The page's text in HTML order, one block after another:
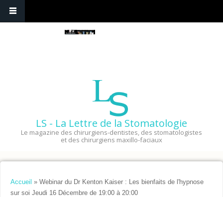
LS - La Lettre de la Stomatologie
Le magazine des chirurgiens-dentistes, des stomatologistes
et des chirurgiens maxillo-faciaux
Vous êtes ici
Accueil » Webinar du Dr Kenton Kaiser : Les bienfaits de l'hypnose
sur soi Jeudi 16 Décembre de 19:00 à 20:00